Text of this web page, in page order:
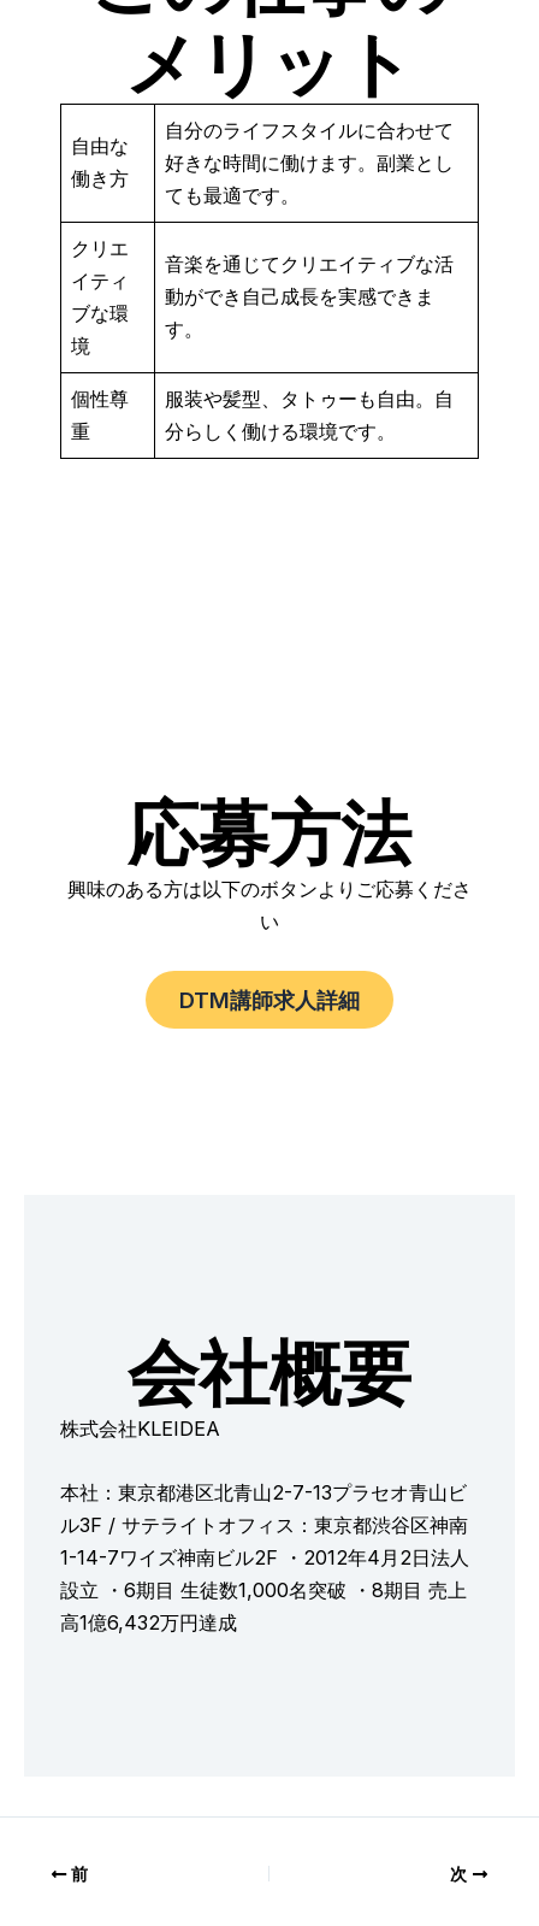
メリット
自由な
働き方
自分のライフスタイルに合わせて
好きな時間に働けます。副業とし
ても最適です。
クリエ
イティ
ブな環
境
音楽を通じてクリエイティブな活
動ができ自己成長を実感できま
す。
個性尊
重
服装や髪型、タトゥーも自由。自
分らしく働ける環境です。
応募方法
興味のある方は以下のボタンよりご応募くださ
い
DTM講師求人詳細
会社概要
株式会社KLEIDEA
本社：東京都港区北青山2-7-13プラセオ青山ビ
ル3F / サテライトオフィス：東京都渋谷区神南
1-14-7ワイズ神南ビル2F ・2012年4月2日法人
設立 ・6期目 生徒数1,000名突破 ・8期目 売上
高1億6,432万円達成
前 次